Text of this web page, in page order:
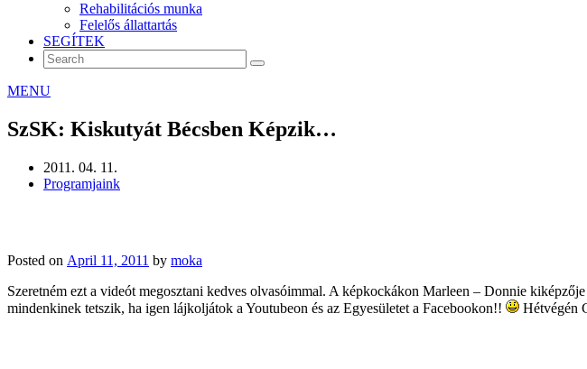
Rehabilitációs munka
Felelős állattartás
SEGÍTEK
MENU
SzSK: Kiskutyát Bécsben Képzik…
2011. 04. 11.
Programjaink
Posted on April 11, 2011 by moka
Szeretném ezt a videót megosztani kedves olvasóimmal. A képkockákon Marleen – Donnie
mindenkinek tetszik, ha igen lájkoljátok a Youtubeon és az Egyesületet a Facebookon!!
Hétvégén